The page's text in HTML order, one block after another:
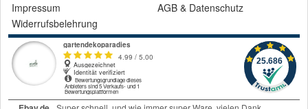
Impressum
AGB & Datenschutz
Widerrufsbelehrung